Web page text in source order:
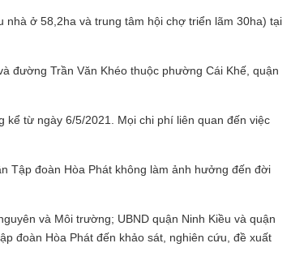
ở 58,2ha và trung tâm hội chợ triển lãm 30ha) tại
đường Trần Văn Khéo thuộc phường Cái Khế, quận
kể từ ngày 6/5/2021. Mọi chi phí liên quan đến việc
Tập đoàn Hòa Phát không làm ảnh hưởng đến đời
và Môi trường; UBND quận Ninh Kiều và quận
đoàn Hòa Phát đến khảo sát, nghiên cứu, đề xuất